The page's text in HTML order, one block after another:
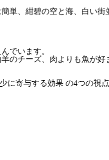
単、紺碧の空と海、白い
でいます。
のチーズ、肉よりも魚が好
に寄与する効果 の4つの視